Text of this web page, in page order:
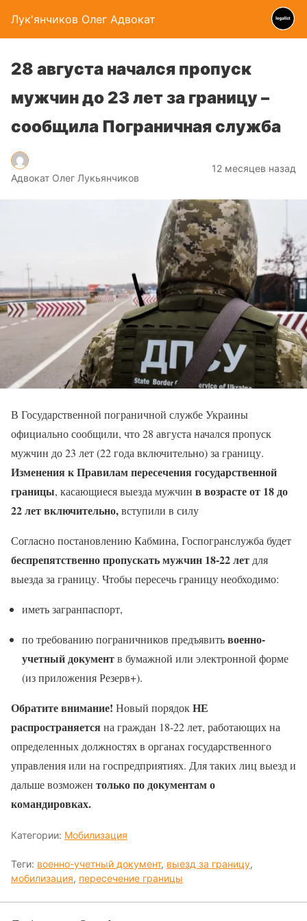
Лук'янчиков Олег Адвокат
28 августа начался пропуск
мужчин до 23 лет за границу –
сообщила Пограничная служба
Адвокат Олег Лукьянчиков
12 месяцев назад
В Государственной пограничной службе Украины
официально сообщили, что 28 августа начался пропуск
мужчин до 23 лет (22 года включительно) за границу.
Изменения к Правилам пересечения государственной
границы, касающиеся выезда мужчин в возрасте от 18 до
22 лет включительно,вступили в силу
Согласно постановлению Кабмина, Госпогранслужба будет
беспрепятственно пропускать мужчин 18-22 лет для
выезда за границу. Чтобы пересечь границу необходимо:
иметь загранпаспорт,
по требованию пограничников предъявитьвоенно-
учетный документв бумажной или электронной форме
(из приложения Резерв+).
Обратите внимание! Новый порядокНЕ
распространяетсяна граждан 18-22 лет, работающих на
определенных должностях в органах государственного
управления или на госпредприятиях. Для таких лиц выезд и
дальше возможен только по документам о
командировках.
Категории: Мобилизация
Теги: военно-учетный документ, выезд за границу,
мобилизация, пересечение границы